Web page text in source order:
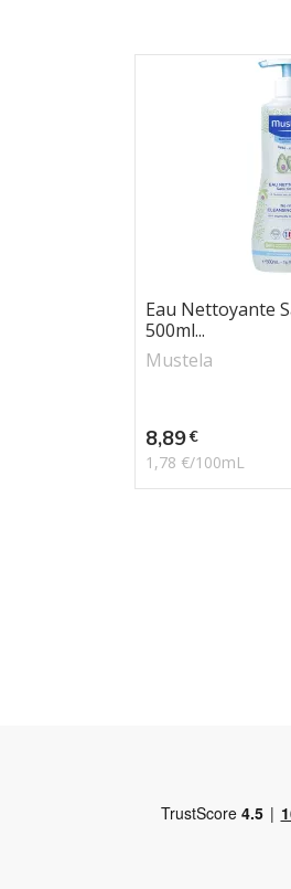
Eau Nettoyante
500ml...
Mustela
Prix
8,89€
1,78 €/100mL